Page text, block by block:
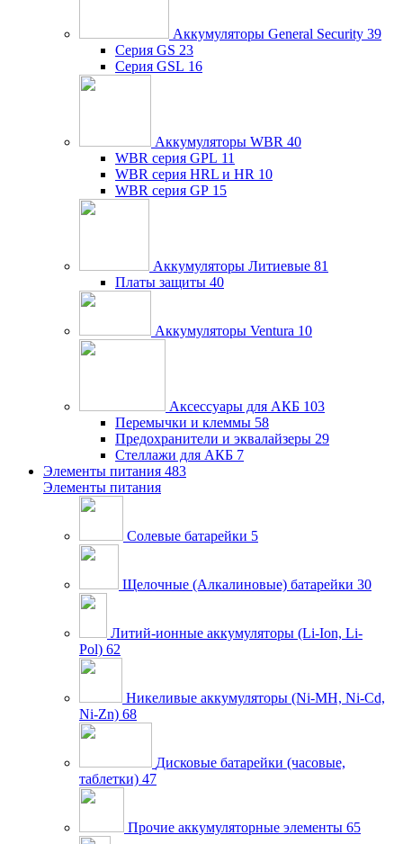
Аккумуляторы General Security 39
Серия GS 23
Серия GSL 16
Аккумуляторы WBR 40
WBR серия GPL 11
WBR серия HRL и HR 10
WBR серия GP 15
Аккумуляторы Литиевые 81
Платы защиты 40
Аккумуляторы Ventura 10
Аксессуары для АКБ 103
Перемычки и клеммы 58
Предохранители и эквалайзеры 29
Стеллажи для АКБ 7
Элементы питания 483
Элементы питания
Солевые батарейки 5
Щелочные (Алкалиновые) батарейки 30
Литий-ионные аккумуляторы (Li-Ion, Li-
Pol) 62
Никеливые аккумуляторы (Ni-MH, Ni-Cd,
Ni-Zn) 68
Дисковые батарейки (часовые,
таблетки) 47
Прочие аккумуляторные элементы 65